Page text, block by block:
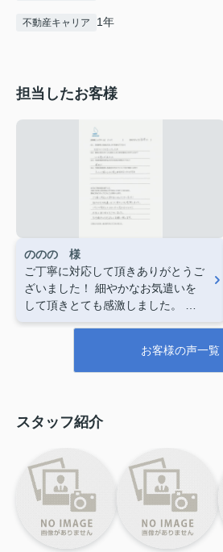
不動産キャリア 1年
担当したお客様
ののの 様
ご丁寧に対応して頂きありがとうご
ざいました！
細やかなお気遣いを
して頂きとても感激しました。
ちらで契約してよかったと思わせて
引き続きどうぞよろしく
お願い致します。
お客様の声一覧
スタッフ紹介